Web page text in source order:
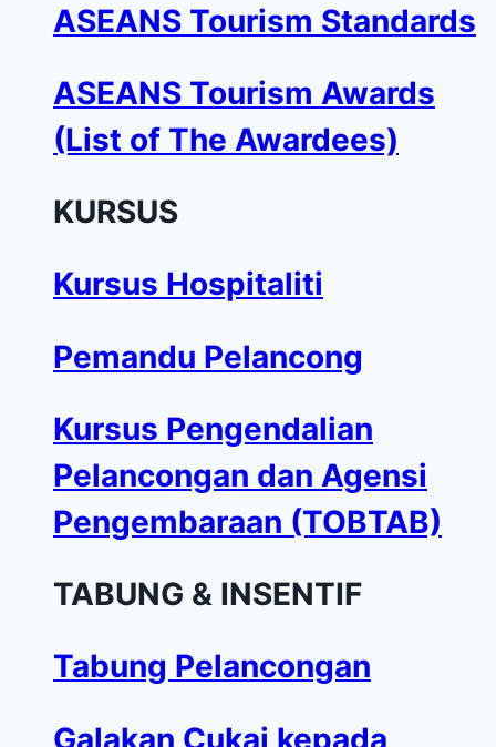
ASEANS Tourism Standards
ASEANS Tourism Awards
(List of The Awardees)
KURSUS
Kursus Hospitaliti
Pemandu Pelancong
Kursus Pengendalian
Pelancongan dan Agensi
Pengembaraan (TOBTAB)
TABUNG & INSENTIF
Tabung Pelancongan
Galakan Cukai kepada